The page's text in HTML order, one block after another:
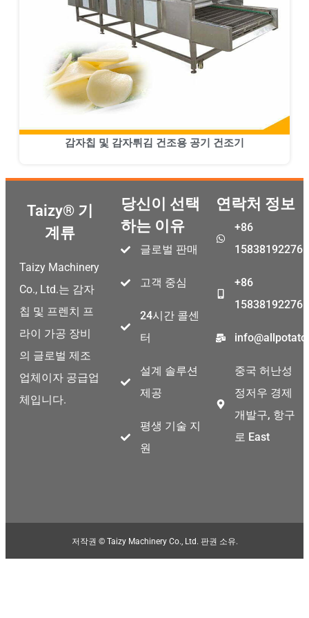
감자칩 및 감자튀김 건조용 공기 건조기
Taizy® 기
계류
Taizy Machinery
Co., Ltd.는 감자
칩 및 프렌치 프
라이 가공 장비
의 글로벌 제조
업체이자 공급업
체입니다.
당신이 선택
하는 이유
글로벌 판매
고객 중심
24시간 콜센
터
설계 솔루션
제공
평생 기술 지
원
연락처 정보
+86
15838192276
+86
15838192276
중국 허난성
정저우 경제
개발구, 항구
로 East
저작권 © Taizy Machinery Co., Ltd. 판권 소유.
Hindi
Bengali
German
Greek
Indonesian
Japanese
Swahili
Malayalam
Malay